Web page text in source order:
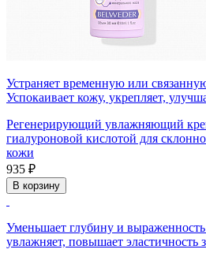
Устраняет временную или
Успокаивает кожу, укрепляет,
Регенерирующий увлажняющий
гиалуроновой кислотой для
кожи
935 ₽
В корзину
Уменьшает глубину и
увлажняет, повышает эластичность